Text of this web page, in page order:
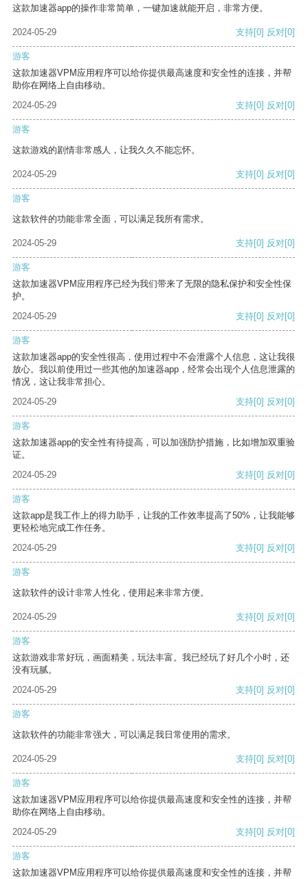
这款加速器app的操作非常简单，一键加速就能开启，非常方便。
2024-05-29 支持[0] 反对[0]
游客
这款加速器VPM应用程序可以给你提供最高速度和安全性的连接，并帮
助你在网络上自由移动。
2024-05-29
支持[0] 反对[0]
游客
这款游戏的剧情非常感人，让我久久不能忘怀。
2024-05-29 支持[0] 反对[0]
游客
这款软件的功能非常全面，可以满足我所有需求。
2024-05-29 支持[0] 反对[0]
游客
这款加速器VPM应用程序已经为我们带来了无限的隐私保护和安全性保
护。
2024-05-29
支持[0] 反对[0]
游客
这款加速器app的安全性很高，使用过程中不会泄露个人信息，这让我很
放心。我以前使用过一些其他的加速器app，经常会出现个人信息泄露的
情况，这让我非常担心。
2024-05-29
支持[0] 反对[0]
游客
这款加速器app的安全性有待提高，可以加强防护措施，比如增加双重验
证。
2024-05-29
支持[0] 反对[0]
游客
这款app是我工作上的得力助手，让我的工作效率提高了50%，让我能够
更轻松地完成工作任务。
2024-05-29
支持[0] 反对[0]
游客
这款软件的设计非常人性化，使用起来非常方便。
2024-05-29 支持[0] 反对[0]
游客
这款游戏非常好玩，画面精美，玩法丰富。我已经玩了好几个小时，还
没有玩腻。
2024-05-29
支持[0] 反对[0]
游客
这款软件的功能非常强大，可以满足我日常使用的需求。
2024-05-29 支持[0] 反对[0]
游客
这款加速器VPM应用程序可以给你提供最高速度和安全性的连接，并帮
助你在网络上自由移动。
2024-05-29
支持[0] 反对[0]
游客
这款加速器VPM应用程序可以给你提供最高速度和安全性的连接，并帮